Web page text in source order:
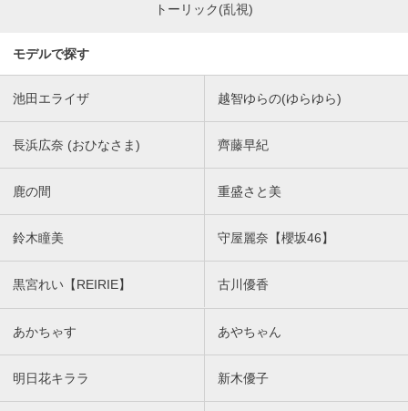
トーリック(乱視)
モデルで探す
池田エライザ 越智ゆらの(ゆらゆら)
長浜広奈 (おひなさま) 齊藤早紀
鹿の間 重盛さと美
鈴木瞳美 守屋麗奈【櫻坂46】
黒宮れい【REIRIE】 古川優香
あかちゃす あやちゃん
明日花キララ 新木優子